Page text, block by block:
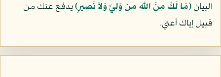
البيان﴿مَا لَكَ مِنَ اللّهِ مِن وَلِيٍّ وَلاَ نَصِيرٍ﴾يدفع عنك من
قبيل إياك أعني.